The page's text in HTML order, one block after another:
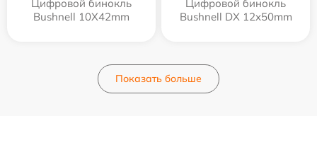
Цифровой бинокль
Bushnell 10X42mm
Цифровой бинокль
Bushnell DX 12x50mm
Показать больше